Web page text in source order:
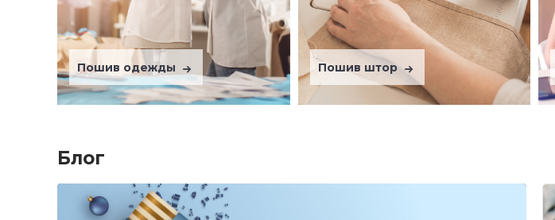
Пошив одежды Пошив штор
Блог